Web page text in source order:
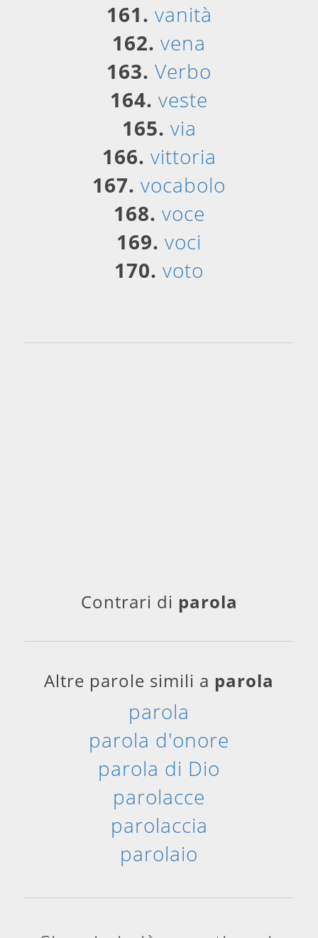
161. vanità
162. vena
163. Verbo
164. veste
165. via
166. vittoria
167. vocabolo
168. voce
169. voci
170. voto
Contrari di parola
Altre parole simili a parola
parola
parola d'onore
parola di Dio
parolacce
parolaccia
parolaio